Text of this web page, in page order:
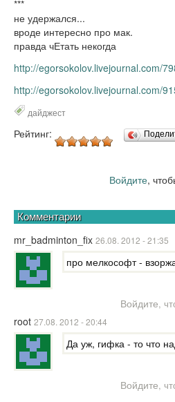
***
не удержался...
вроде интересно про мак.
правда чЕтать некогда
http://egorsokolov.livejournal.com/
http://egorsokolov.livejournal.com/
дайджест
Рейтинг:
Войдите,
Комментарии
mr_badminton_fix 26.08. 2012 - 21:35
про мелкософт -
Войдите,
root 27.08. 2012 - 20:44
Да уж, гифка - то что
Войдите,